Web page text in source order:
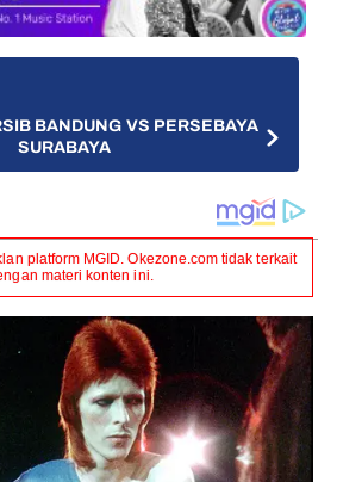
BANDUNG VS PERSEBAYA
SURABAYA